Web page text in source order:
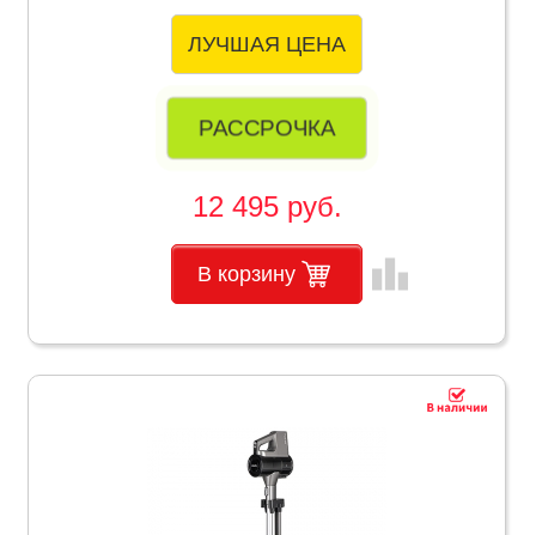
ЛУЧШАЯ ЦЕНА
РАССРОЧКА
12 495 руб.
В корзину leaderboard